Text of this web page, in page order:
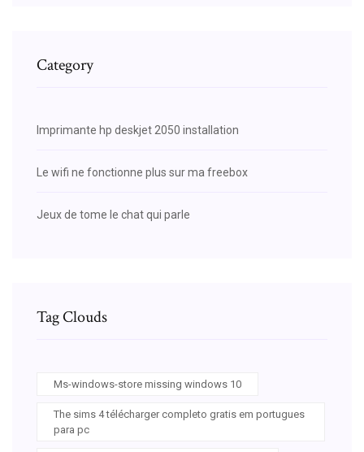
Category
Imprimante hp deskjet 2050 installation
Le wifi ne fonctionne plus sur ma freebox
Jeux de tome le chat qui parle
Tag Clouds
Ms-windows-store missing windows 10
The sims 4 télécharger completo gratis em portugues
para pc